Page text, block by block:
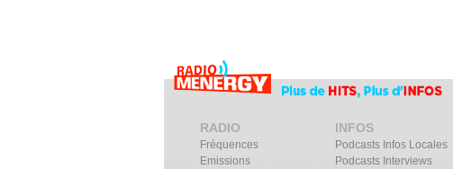
RADIO
Fréquences
Emissions
INFOS
Podcasts Infos Locales
Podcasts Interviews